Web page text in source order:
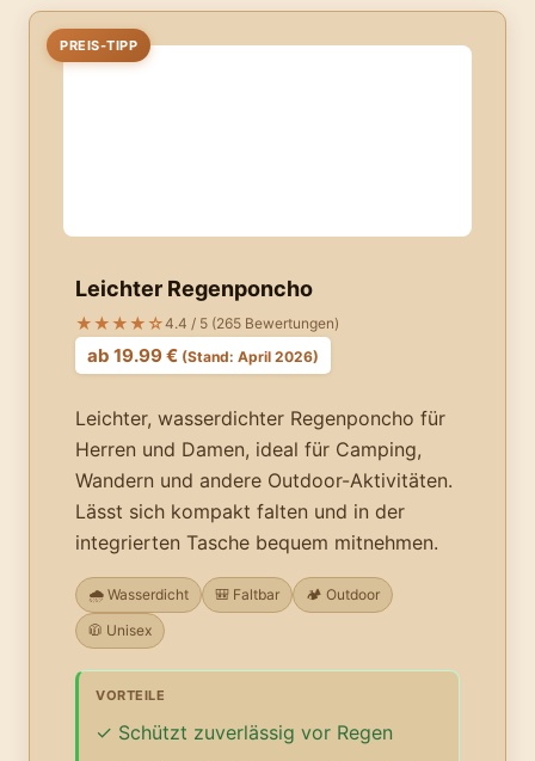
PREIS-TIPP
Leichter Regenponcho
★★★★☆4.4 / 5 (265 Bewertungen)
ab 19.99 € (Stand: April 2026)
Leichter, wasserdichter Regenponcho für
Herren und Damen, ideal für Camping,
Wandern und andere Outdoor-Aktivitäten.
Lässt sich kompakt falten und in der
integrierten Tasche bequem mitnehmen.
🌧️ Wasserdicht 🎒 Faltbar
🏕️ Outdoor
🧥 Unisex
VORTEILE
Schützt zuverlässig vor Regen